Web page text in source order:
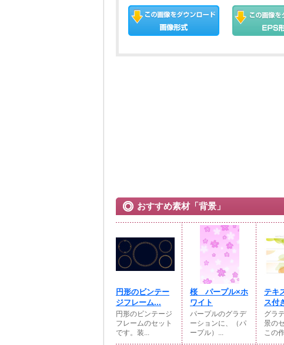
おすすめ素材「背景」
円形のビンテー
ジフレーム...
円形のビンテージ
フレームのセット
です。装...
桜 パープル×ホ
ワイト
パープルのグラデ
ーションに、（パ
ープル）...
テキ
ス付
グラ
景の
この